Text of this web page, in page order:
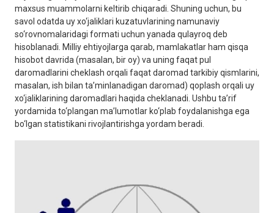
maxsus muammolarni keltirib chiqaradi. Shuning uchun, bu
savol odatda uy xo‘jaliklari kuzatuvlarining namunaviy
so‘rovnomalaridagi formati uchun yanada qulayroq deb
hisoblanadi. Milliy ehtiyojlarga qarab, mamlakatlar ham qisqa
hisobot davrida (masalan, bir oy) va uning faqat pul
daromadlarini cheklash orqali faqat daromad tarkibiy qismlarini,
masalan, ish bilan taʼminlanadigan daromad) qoplash orqali uy
xo‘jaliklarining daromadlari haqida cheklanadi. Ushbu taʼrif
yordamida to‘plangan maʼlumotlar ko‘plab foydalanishga ega
bo‘lgan statistikani rivojlantirishga yordam beradi.